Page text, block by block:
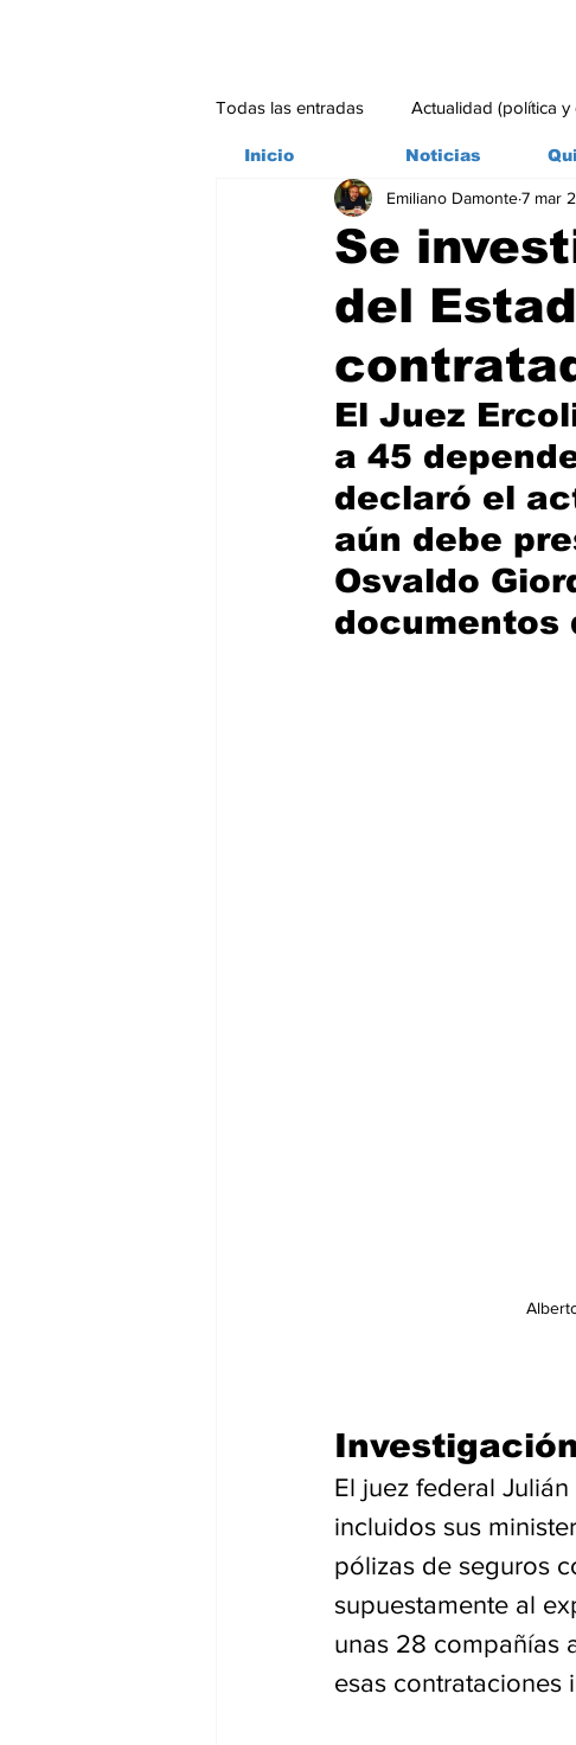
Todas las entradas Actualidad (política y
Ambiente Editorial
Se
del
Emiliano Damonte7 mar
El Juez
a 45
declaró el
aún debe
Osvaldo
documentos
El juez federal
incluidos sus
pólizas de seguros
supuestamente al
unas 28 compañías
esas contrataciones
Inicio Noticias